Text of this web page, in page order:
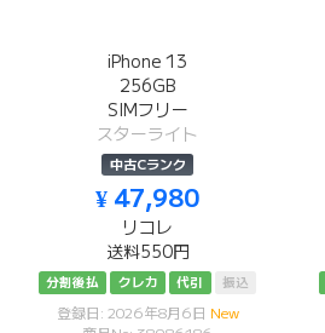
iPhone 13
256GB
SIMフリー
スターライト
中古Cランク
¥ 47,980
リコレ
送料550円
分割後払 クレカ 代引 振込
登録日: 2026年8月6日 New